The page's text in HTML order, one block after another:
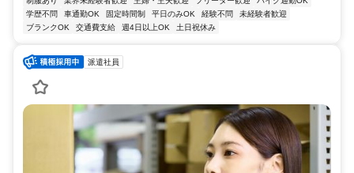
学歴不問
車通勤OK 固定時間制 平日のみOK 経験不問
未経験者歓迎
ブランクOK
交通費支給 週4日以上OK 土日祝休み
派遣社員